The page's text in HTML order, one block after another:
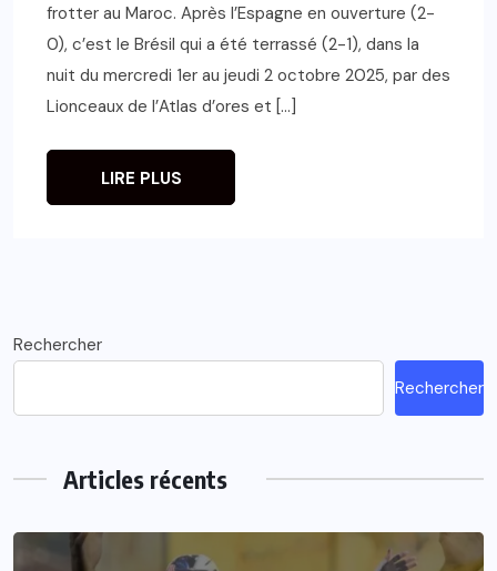
frotter au Maroc. Après l’Espagne en ouverture (2-
0), c’est le Brésil qui a été terrassé (2-1), dans la
nuit du mercredi 1er au jeudi 2 octobre 2025, par des
Lionceaux de l’Atlas d’ores et […]
LIRE PLUS
Rechercher
Rechercher
Articles récents